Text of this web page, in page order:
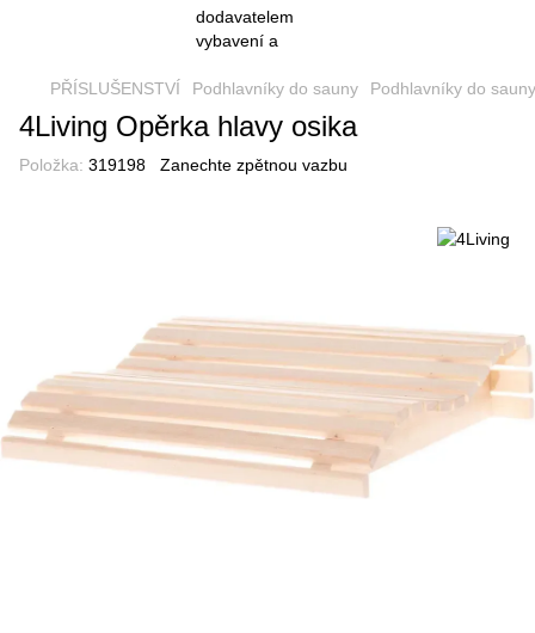
PŘÍSLUŠENSTVÍ Podhlavníky do sauny Podhlavníky do
4Living Opěrka hlavy osika
Položka: 319198 Zanechte zpětnou vazbu